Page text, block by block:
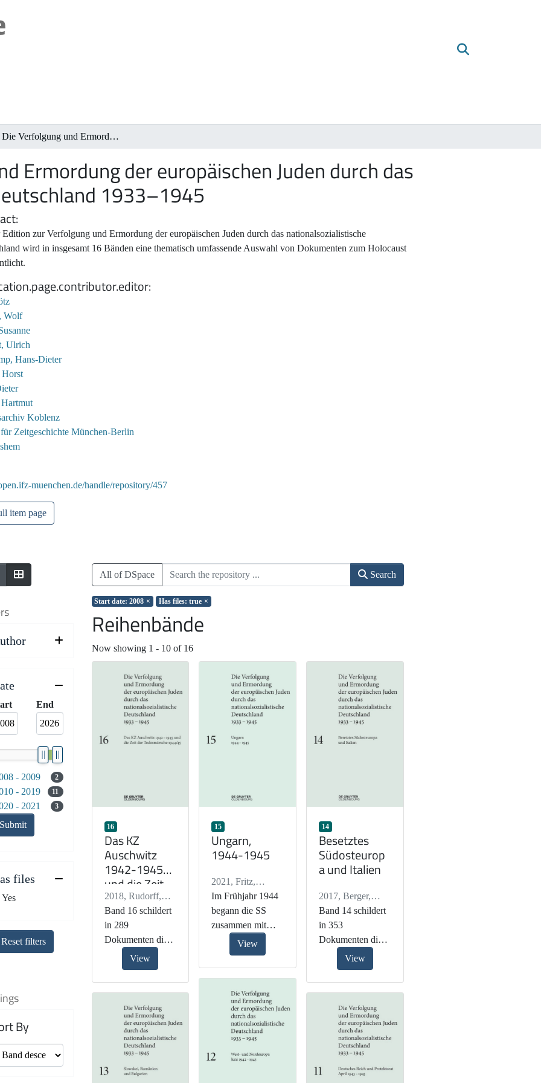
Die Verfolgung und Ermordung der europäischen Juden durch das nationalsozialistische Deutschland 1933–1945
Ermordung der europäischen Juden durch das
1933–1945
zur Verfolgung und Ermordung der europäischen Juden durch das nationalsozialistische
wird in insgesamt 16 Bänden eine thematisch umfassende Auswahl von Dokumenten zum Holocaust
Wolf
Ulrich
Hans-Dieter
Koblenz
Zeitgeschichte München-Berlin
muenchen.de/handle/repository/457
item page
End
- 2009 2
- 2019 11
- 2021 3
Submit
files
Yes
filters
By
All of DSpace Search
Start date: 2008 × Has files: true ×
Reihenbände
Now showing 1 - 10 of 16
16
Das KZ
Auschwitz
1942-1945
und die Zeit
der
Todesmärsch
e 1944/45
2018, Rudorff,
Andrea
Band 16 schildert
in 289
Dokumenten die
Geschichte des
Judenmords im
Konzentrations-
Vernichtungslager
Auschwitz-
Birkenau sowie
die Räumungen
der
View
15
Ungarn,
1944-1945
2021 ,Fritz,
Regina
Im Frühjahr 1944
begann die SS
zusammen mit
ungarischen
Stellen über
430000 Personen
aus dem
ungarischen
Kernland und den
ungarisch
besetzten Gebieten
View
14
Besetztes
Südosteurop
a und Italien
2017,Berger,
Sara, Lewin,
Erwin,
Sanela,Vassilikou,
Band 14 schildert
in 353
Dokumenten die
Verfolgung der
Juden im
faschistischen
den Ländern
Jugoslawien,
Griechenland und
Albanien. Im
Unterschied zum
View